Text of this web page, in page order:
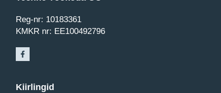
Reg-nr: 10183361
KMKR nr: EE100492796
Kiirlingid